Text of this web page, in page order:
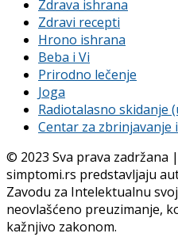
Zdrava ishrana
Zdravi recepti
Hrono ishrana
Beba i Vi
Prirodno lečenje
Joga
Radiotalasno skidanje
Centar za zbrinjavanje
© 2023 Sva prava zadržana
simptomi.rs predstavljaju
Zavodu za Intelektualnu
neovlašćeno preuzimanje,
kažnjivo zakonom.